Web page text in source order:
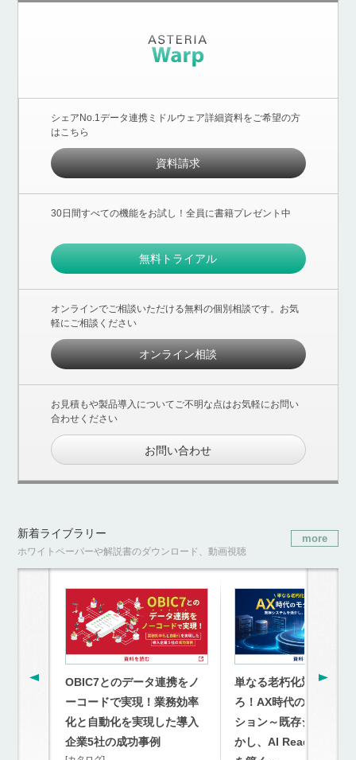
シェアNo.1データ連携ミドルウェア詳細資料をご希望の方
はこちら
資料請求
30日間すべての機能をお試し！全員に書籍プレゼント中
無料トライアル
オンラインでご相談いただける無料の個別相談です。お気
軽にご相談ください
オンライン相談
お見積もや製品導入についてご不明な点はお気軽にお問い
合わせください
お問い合わせ
新着ライブラリー
ホワイトペーパーや解説書のダウンロード、動画視聴
more
OBIC7とのデータ連携をノ
ーコードで実現！業務効率
化と自動化を実現した導入
企業5社の成功事例
単なる老朽化対策を超
ろ！AX時代のモダナイ
ション～既存システム
かし、AI Readyな連携